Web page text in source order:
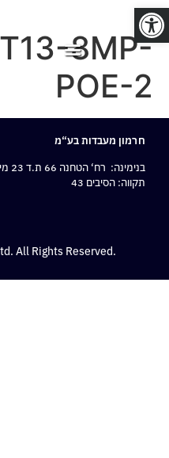
פתח סרגל נגישות
8MP-
POE-2
חרמון מעבדות בע“מ
בנימינה: רח‘ הטחנה 66 ת.ד 23 מיקוד 3055001,
תקווה: הסיבים 43
All Rights Reserved.